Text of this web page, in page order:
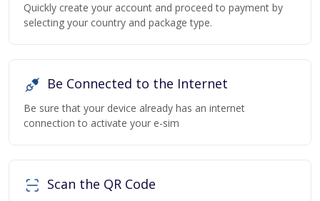
Quickly create your account and proceed to payment by
selecting your country and package type.
Be Connected to the Internet
Be sure that your device already has an internet
connection to activate your e-sim
Scan the QR Code